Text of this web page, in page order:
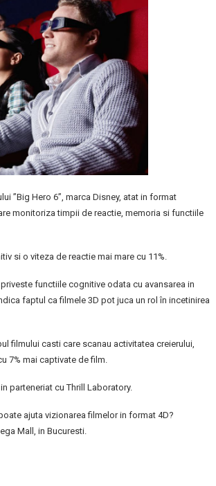
”Big Hero 6”, marca Disney, atat in format
monitoriza timpii de reactie, memoria si functiile
si o viteza de reactie mai mare cu 11%.
functiile cognitive odata cu avansarea in
faptul ca filmele 3D pot juca un rol în incetinirea
filmului casti care scanau activitatea creierului,
7% mai captivate de film.
parteneriat cu Thrill Laboratory.
ajuta vizionarea filmelor in format 4D?
Mall, in Bucuresti.